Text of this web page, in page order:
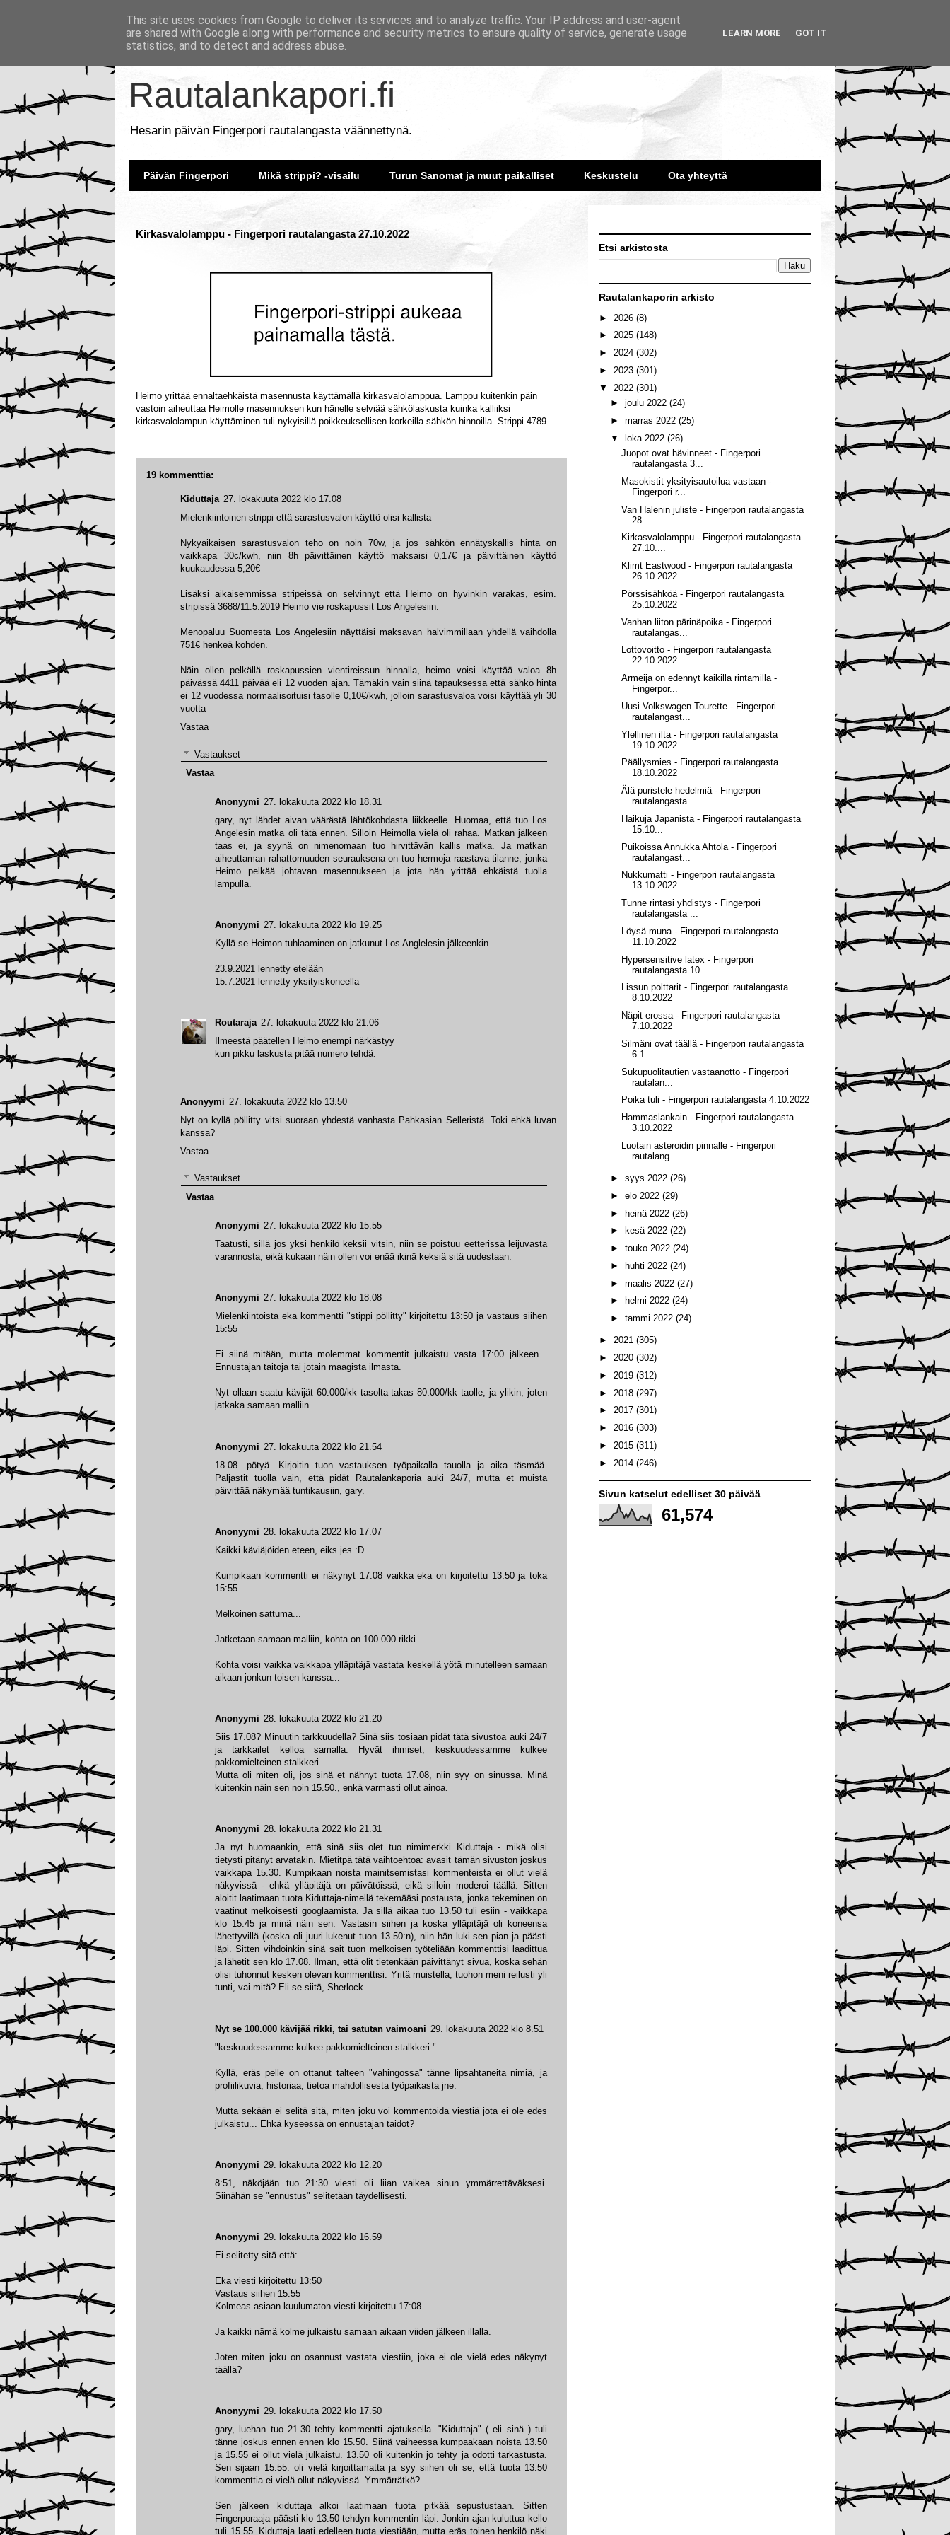
Rautalankapori.fi
Hesarin päivän Fingerpori rautalangasta väännettynä.
Päivän Fingerpori Mikä strippi? -visailu Turun Sanomat ja muut paikalliset Keskustelu Ota yhteyttä
Kirkasvalolamppu - Fingerpori rautalangasta 27.10.2022
Heimo yrittää ennaltaehkäistä masennusta käyttämällä kirkasvalolamppua. Lamppu kuitenkin päin
vastoin aiheuttaa Heimolle masennuksen kun hänelle selviää sähkölaskusta kuinka kalliiksi
kirkasvalolampun käyttäminen tuli nykyisillä poikkeuksellisen korkeilla sähkön hinnoilla. Strippi 4789.
19 kommenttia:
Anonyymi 27. lokakuuta 2022 klo 13.50
Nyt on kyllä pöllitty vitsi suoraan yhdestä vanhasta Pahkasian Selleristä. Toki ehkä luvan
kanssa?
Vastaa
Vastaukset
Anonyymi 27. lokakuuta 2022 klo 15.55
Taatusti, sillä jos yksi henkilö keksii vitsin, niin se poistuu eetterissä leijuvasta
varannosta, eikä kukaan näin ollen voi enää ikinä keksiä sitä uudestaan.
Anonyymi 27. lokakuuta 2022 klo 18.08
Mielenkiintoista eka kommentti "stippi pöllitty" kirjoitettu 13:50 ja vastaus siihen
15:55
Ei siinä mitään, mutta molemmat kommentit julkaistu vasta 17:00 jälkeen...
Ennustajan taitoja tai jotain maagista ilmasta.
Nyt ollaan saatu kävijät 60.000/kk tasolta takas 80.000/kk taolle, ja ylikin, joten
jatkaka samaan malliin
Anonyymi 27. lokakuuta 2022 klo 21.54
18.08. pötyä. Kirjoitin tuon vastauksen työpaikalla tauolla ja aika täsmää.
Paljastit tuolla vain, että pidät Rautalankaporia auki 24/7, mutta et muista
päivittää näkymää tuntikausiin, gary.
Anonyymi 28. lokakuuta 2022 klo 17.07
Kaikki käviäjöiden eteen, eiks jes :D
Kumpikaan kommentti ei näkynyt 17:08 vaikka eka on kirjoitettu 13:50 ja toka
15:55
Melkoinen sattuma...
Jatketaan samaan malliin, kohta on 100.000 rikki...
Kohta voisi vaikka vaikkapa ylläpitäjä vastata keskellä yötä minutelleen samaan
aikaan jonkun toisen kanssa...
Anonyymi 28. lokakuuta 2022 klo 21.20
Siis 17.08? Minuutin tarkkuudella? Sinä siis tosiaan pidät tätä sivustoa auki 24/7
ja tarkkailet kelloa samalla. Hyvät ihmiset, keskuudessamme kulkee
pakkomielteinen stalkkeri.
Mutta oli miten oli, jos sinä et nähnyt tuota 17.08, niin syy on sinussa. Minä
kuitenkin näin sen noin 15.50., enkä varmasti ollut ainoa.
Anonyymi 28. lokakuuta 2022 klo 21.31
Ja nyt huomaankin, että sinä siis olet tuo nimimerkki Kiduttaja - mikä olisi
tietysti pitänyt arvatakin. Mietitpä tätä vaihtoehtoa: avasit tämän sivuston joskus
vaikkapa 15.30. Kumpikaan noista mainitsemistasi kommenteista ei ollut vielä
näkyvissä - ehkä ylläpitäjä on päivätöissä, eikä silloin moderoi täällä. Sitten
aloitit laatimaan tuota Kiduttaja-nimellä tekemääsi postausta, jonka tekeminen on
vaatinut melkoisesti googlaamista. Ja sillä aikaa tuo 13.50 tuli esiin - vaikkapa
klo 15.45 ja minä näin sen. Vastasin siihen ja koska ylläpitäjä oli koneensa
lähettyvillä (koska oli juuri lukenut tuon 13.50:n), niin hän luki sen pian ja päästi
läpi. Sitten vihdoinkin sinä sait tuon melkoisen työteliään kommenttisi laadittua
ja lähetit sen klo 17.08. Ilman, että olit tietenkään päivittänyt sivua, koska sehän
olisi tuhonnut kesken olevan kommenttisi. Yritä muistella, tuohon meni reilusti yli
tunti, vai mitä? Eli se siitä, Sherlock.
Nyt se 100.000 kävijää rikki, tai satutan vaimoani 29. lokakuuta 2022 klo 8.51
"keskuudessamme kulkee pakkomielteinen stalkkeri."
Kyllä, eräs pelle on ottanut talteen "vahingossa" tänne lipsahtaneita nimiä, ja
profiilikuvia, historiaa, tietoa mahdollisesta työpaikasta jne.
Mutta sekään ei selitä sitä, miten joku voi kommentoida viestiä jota ei ole edes
julkaistu... Ehkä kyseessä on ennustajan taidot?
Anonyymi 29. lokakuuta 2022 klo 12.20
8:51, näköjään tuo 21:30 viesti oli liian vaikea sinun ymmärrettäväksesi.
Siinähän se "ennustus" selitetään täydellisesti.
Anonyymi 29. lokakuuta 2022 klo 16.59
Ei selitetty sitä että:
Eka viesti kirjoitettu 13:50
Vastaus siihen 15:55
Kolmeas asiaan kuulumaton viesti kirjoitettu 17:08
Ja kaikki nämä kolme julkaistu samaan aikaan viiden jälkeen illalla.
Joten miten joku on osannust vastata viestiin, joka ei ole vielä edes näkynyt
täällä?
Anonyymi 29. lokakuuta 2022 klo 17.50
gary, luehan tuo 21.30 tehty kommentti ajatuksella. "Kiduttaja" ( eli sinä ) tuli
tänne joskus ennen ennen klo 15.50. Siinä vaiheessa kumpaakaan noista 13.50
ja 15.55 ei ollut vielä julkaistu. 13.50 oli kuitenkin jo tehty ja odotti tarkastusta.
Sen sijaan 15.55. oli vielä kirjoittamatta ja syy siihen oli se, että tuota 13.50
kommenttia ei vielä ollut näkyvissä. Ymmärrätkö?
Sen jälkeen kiduttaja alkoi laatimaan tuota pitkää sepustustaan. Sitten
Fingerporaaja päästi klo 13.50 tehdyn kommentin läpi. Jonkin ajan kuluttua kello
tuli 15.55. Kiduttaja laati edelleen tuota viestiään, mutta eräs toinen henkilö näki
Vastaa
Kiduttaja 27. lokakuuta 2022 klo 17.08
Mielenkiintoinen strippi että sarastusvalon käyttö olisi kallista
Nykyaikaisen sarastusvalon teho on noin 70w, ja jos sähkön ennätyskallis hinta on
vaikkapa 30c/kwh, niin 8h päivittäinen käyttö maksaisi 0,17€ ja päivittäinen käyttö
kuukaudessa 5,20€
Lisäksi aikaisemmissa stripeissä on selvinnyt että Heimo on hyvinkin varakas, esim.
stripissä 3688/11.5.2019 Heimo vie roskapussit Los Angelesiin.
Menopaluu Suomesta Los Angelesiin näyttäisi maksavan halvimmillaan yhdellä vaihdolla
751€ henkeä kohden.
Näin ollen pelkällä roskapussien vientireissun hinnalla, heimo voisi käyttää valoa 8h
päivässä 4411 päivää eli 12 vuoden ajan. Tämäkin vain siinä tapauksessa että sähkö hinta
ei 12 vuodessa normaalisoituisi tasolle 0,10€/kwh, jolloin sarastusvaloa voisi käyttää yli 30
vuotta
Vastaa
Vastaukset
Anonyymi 27. lokakuuta 2022 klo 18.31
gary, nyt lähdet aivan väärästä lähtökohdasta liikkeelle. Huomaa, että tuo Los
Angelesin matka oli tätä ennen. Silloin Heimolla vielä oli rahaa. Matkan jälkeen
taas ei, ja syynä on nimenomaan tuo hirvittävän kallis matka. Ja matkan
aiheuttaman rahattomuuden seurauksena on tuo hermoja raastava tilanne, jonka
Heimo pelkää johtavan masennukseen ja jota hän yrittää ehkäistä tuolla
lampulla.
Anonyymi 27. lokakuuta 2022 klo 19.25
Kyllä se Heimon tuhlaaminen on jatkunut Los Anglelesin jälkeenkin
23.9.2021 lennetty etelään
15.7.2021 lennetty yksityiskoneella
Routaraja 27. lokakuuta 2022 klo 21.06
Ilmeestä päätellen Heimo enempi närkästyy
kun pikku laskusta pitää numero tehdä.
Vastaa
Etsi arkistosta
Rautalankaporin arkisto
► 2026 (8)
► 2025 (148)
► 2024 (302)
► 2023 (301)
▼ 2022 (301)
► joulu 2022 (24)
► marras 2022 (25)
▼ loka 2022 (26)
Juopot ovat hävinneet - Fingerpori
rautalangasta 3...
Masokistit yksityisautoilua vastaan -
Fingerpori r...
Van Halenin juliste - Fingerpori rautalangasta
28....
Kirkasvalolamppu - Fingerpori rautalangasta
27.10....
Klimt Eastwood - Fingerpori rautalangasta
26.10.2022
Pörssisähköä - Fingerpori rautalangasta
25.10.2022
Vanhan liiton pärinäpoika - Fingerpori
rautalangas...
Lottovoitto - Fingerpori rautalangasta
22.10.2022
Armeija on edennyt kaikilla rintamilla -
Fingerpor...
Uusi Volkswagen Tourette - Fingerpori
rautalangast...
Ylellinen ilta - Fingerpori rautalangasta
19.10.2022
Päällysmies - Fingerpori rautalangasta
18.10.2022
Älä puristele hedelmiä - Fingerpori
rautalangasta ...
Haikuja Japanista - Fingerpori rautalangasta
15.10...
Puikoissa Annukka Ahtola - Fingerpori
rautalangast...
Nukkumatti - Fingerpori rautalangasta
13.10.2022
Tunne rintasi yhdistys - Fingerpori
rautalangasta ...
Löysä muna - Fingerpori rautalangasta
11.10.2022
Hypersensitive latex - Fingerpori
rautalangasta 10...
Lissun polttarit - Fingerpori rautalangasta
8.10.2022
Näpit erossa - Fingerpori rautalangasta
7.10.2022
Silmäni ovat täällä - Fingerpori rautalangasta
6.1...
Sukupuolitautien vastaanotto - Fingerpori
rautalan...
Poika tuli - Fingerpori rautalangasta 4.10.2022
Hammaslankain - Fingerpori rautalangasta
3.10.2022
Luotain asteroidin pinnalle - Fingerpori
rautalang...
► syys 2022 (26)
► elo 2022 (29)
► heinä 2022 (26)
►
kesä 2022 (22)
► touko 2022 (24)
►
huhti 2022 (24)
► maalis 2022 (27)
►
helmi 2022 (24)
► tammi 2022 (24)
► 2021 (305)
► 2020 (302)
► 2019 (312)
► 2018 (297)
► 2017 (301)
► 2016 (303)
► 2015 (311)
► 2014 (246)
Sivun katselut edelliset 30 päivää
61,574
This site uses cookies from Google to deliver its services and to analyze traffic. Your IP address and user-agent
are shared with Google along with performance and security metrics to ensure quality of service, generate usage
statistics, and to detect and address abuse.
LEARN MORE GOT IT